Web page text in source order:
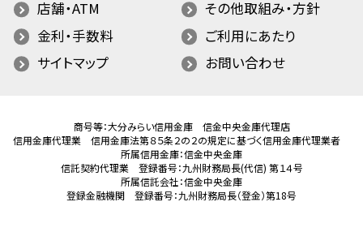
店舗・ATM
その他取組み・方針
金利・手数料
ご利用にあたり
サイトマップ
お問い合わせ
商号等：大分みらい信用金庫 信金中央金庫代理店
信用金庫代理業 信用金庫法第８５条２の２の規定に基づく信用金庫代理業者
所属信用金庫：信金中央金庫
信託契約代理業 登録番号：九州財務局長(代信) 第１４号
所属信託会社：信金中央金庫
登録金融機関 登録番号：九州財務局長（登金）第18号